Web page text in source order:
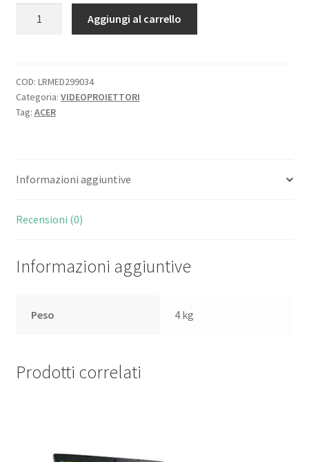
XGA
3500
ANSI
Aggiungi al carrello
COD: LRMED299034
Categoria: VIDEOPROIETTORI
Tag: ACER
Informazioni aggiuntive
Recensioni (0)
Informazioni aggiuntive
Peso 4 kg
Prodotti correlati